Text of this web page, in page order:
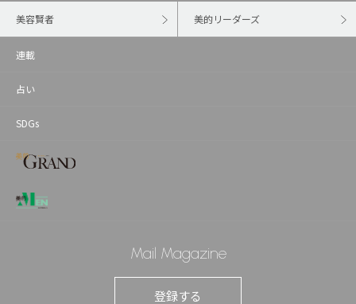
美容賢者 美的リーダーズ
連載
占い
SDGs
Mail Magazine
登録する